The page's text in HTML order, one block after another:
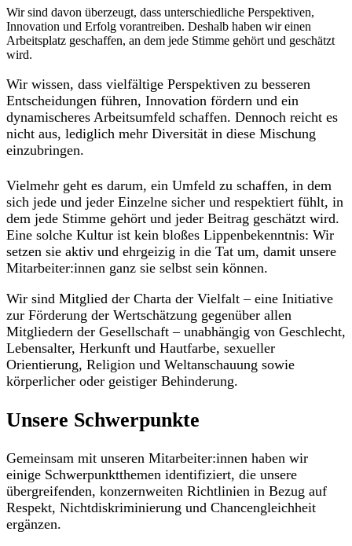
Wir sind davon überzeugt, dass unterschiedliche Perspektiven,
Innovation und Erfolg vorantreiben. Deshalb haben wir einen
Arbeitsplatz geschaffen, an dem jede Stimme gehört und geschätzt
wird.
Wir wissen, dass vielfältige Perspektiven zu besseren
Entscheidungen führen, Innovation fördern und ein
dynamischeres Arbeitsumfeld schaffen. Dennoch reicht es
nicht aus, lediglich mehr Diversität in diese Mischung
einzubringen.
Vielmehr geht es darum, ein Umfeld zu schaffen, in dem
sich jede und jeder Einzelne sicher und respektiert fühlt, in
dem jede Stimme gehört und jeder Beitrag geschätzt wird.
Eine solche Kultur ist kein bloßes Lippenbekenntnis: Wir
setzen sie aktiv und ehrgeizig in die Tat um, damit unsere
Mitarbeiter:innen ganz sie selbst sein können.
Wir sind Mitglied der Charta der Vielfalt – eine Initiative
zur Förderung der Wertschätzung gegenüber allen
Mitgliedern der Gesellschaft – unabhängig von Geschlecht,
Lebensalter, Herkunft und Hautfarbe, sexueller
Orientierung, Religion und Weltanschauung sowie
körperlicher oder geistiger Behinderung.
Unsere Schwerpunkte
Gemeinsam mit unseren Mitarbeiter:innen haben wir
einige Schwerpunktthemen identifiziert, die unsere
übergreifenden, konzernweiten Richtlinien in Bezug auf
Respekt, Nichtdiskriminierung und Chancengleichheit
ergänzen.